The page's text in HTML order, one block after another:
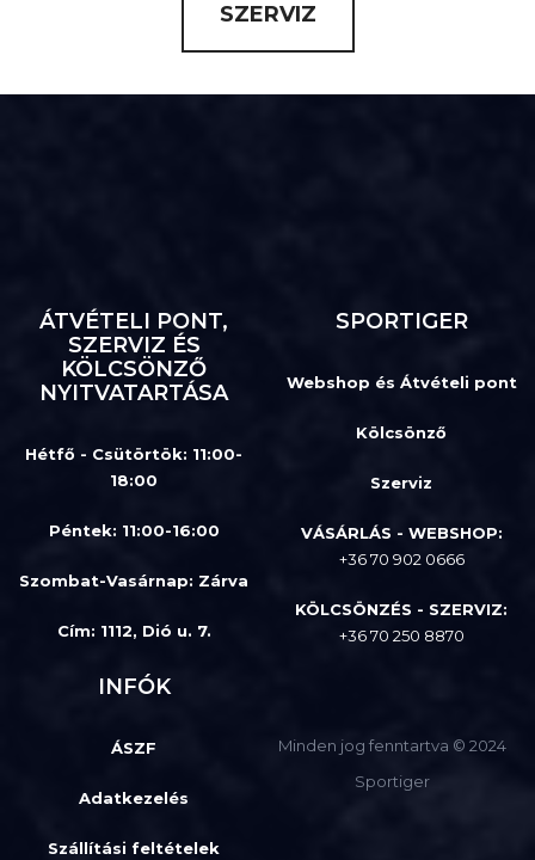
SZERVIZ
ÁTVÉTELI PONT,
SZERVIZ ÉS
KÖLCSÖNZŐ
NYITVATARTÁSA
Hétfő - Csütörtök: 11:00-
18:00
Péntek: 11:00-16:00
Szombat-Vasárnap: Zárva
Cím: 1112, Dió u. 7.
SPORTIGER
Webshop és Átvételi pont
Kölcsönző
Szerviz
VÁSÁRLÁS - WEBSHOP:
+36 70 902 0666
KÖLCSÖNZÉS - SZERVIZ:
+36 70 250 8870
INFÓK
ÁSZF
Adatkezelés
Szállítási feltételek
Minden jog fenntartva © 2024
Sportiger